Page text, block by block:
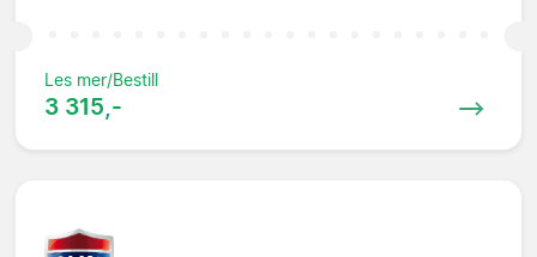
Les mer/Bestill
3 315,-